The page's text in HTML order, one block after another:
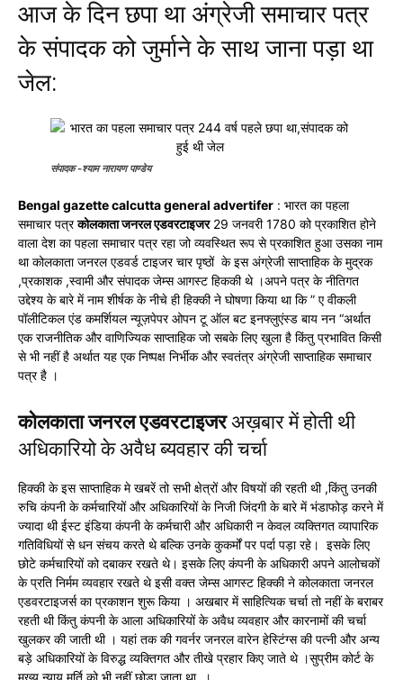
आज के दिन छपा था अंग्रेजी समाचार पत्र
के संपादक को जुर्माने के साथ जाना पड़ा था
जेल:
संपादक -श्याम नारायण पाण्डेय
Bengal gazette calcutta general advertifer : भारत का पहला
समाचार पत्रकोलकाता जनरल एडवरटाइजर29 जनवरी 1780 को प्रकाशित होने
वाला देश का पहला समाचार पत्र रहा जो व्यवस्थित रूप से प्रकाशित हुआ उसका नाम
था कोलकाता जनरल एडवर्ड टाइजर चार पृष्ठों के इस अंग्रेजी साप्ताहिक के मुद्रक
,प्रकाशक ,स्वामी और संपादक जेम्स आगस्ट हिककी थे ।अपने पत्र के नीतिगत
उद्देश्य के बारे में नाम शीर्षक के नीचे ही हिक्की ने घोषणा किया था कि ” ए वीकली
पॉलीटिकल एंड कमर्शियल न्यूज़पेपर ओपन टू ऑल बट इनफ्लुएंस्ड बाय नन “अर्थात
एक राजनीतिक और वाणिज्यिक साप्ताहिक जो सबके लिए खुला है किंतु प्रभावित किसी
से भी नहीं है अर्थात यह एक निष्पक्ष निर्भीक और स्वतंत्र अंग्रेजी साप्ताहिक समाचार
पत्र है ।
कोलकाता जनरल एडवरटाइजरअख़बार में होती थी
अधिकारियो के अवैध ब्यवहार की चर्चा
हिक्की के इस साप्ताहिक मे खबरें तो सभी क्षेत्रों और विषयों की रहती थी ,किंतु उनकी
रुचि कंपनी के कर्मचारियों और अधिकारियों के निजी जिंदगी के बारे में भंडाफोड़ करने में
ज्यादा थी ईस्ट इंडिया कंपनी के कर्मचारी और अधिकारी न केवल व्यक्तिगत व्यापारिक
गतिविधियों से धन संचय करते थे बल्कि उनके कुकर्मों पर पर्दा पड़ा रहे। इसके लिए
छोटे कर्मचारियों को दबाकर रखते थे। इसके लिए कंपनी के अधिकारी अपने आलोचकों
के प्रति निर्मम व्यवहार रखते थे इसी वक्त जेम्स आगस्ट हिक्की ने कोलकाता जनरल
एडवरटाइजर्स का प्रकाशन शुरू किया । अखबार में साहित्यिक चर्चा तो नहीं के बराबर
रहती थी किंतु कंपनी के आला अधिकारियों के अवैध व्यवहार और कारनामों की चर्चा
खुलकर की जाती थी । यहां तक की गवर्नर जनरल वारेन हेस्टिंग्स की पत्नी और अन्य
बड़े अधिकारियों के विरुद्ध व्यक्तिगत और तीखे प्रहार किए जाते थे ।सुप्रीम कोर्ट के
मुख्य न्याय मूर्ति को भी नहीं छोड़ा जाता था ।